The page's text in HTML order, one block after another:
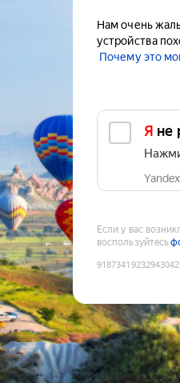
Нам очень
устройства
Почему это
Я
Если у вас
воспользуйтесь